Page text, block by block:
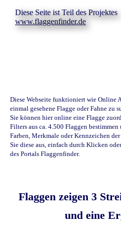
Diese Seite ist Teil des Projektes
www.flaggenfinder.de
Diese Webseite funktioniert wie Online
einmal gesehene Flagge oder Fahne zu
Sie können hier online eine Flagge
Filters aus ca. 4.500 Flaggen
Farben, Merkmale oder Kennzeichen
Sie diese aus, einfach durch Klicken
des Portals Flaggenfinder.
Flaggen zeigen 3
und eine